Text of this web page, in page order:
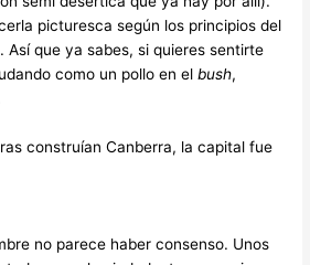
picturesca según los principios del
Así que ya sabes, si quieres sentirte
como un pollo en elbush,
construían Canberra, la capital fue
no parece haber consenso. Unos